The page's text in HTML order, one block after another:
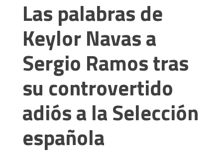
Las palabras de
Keylor Navas a
Sergio Ramos tras
su controvertido
adiós a la Selección
española